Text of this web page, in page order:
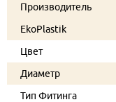
Производитель
EkoPlastik
Цвет
Диаметр
Тип Фитинга